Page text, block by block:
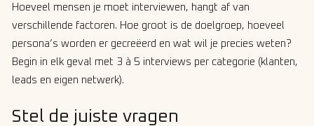
Hoeveel mensen je moet interviewen, hangt af van
verschillende factoren. Hoe groot is de doelgroep, hoeveel
persona’s worden er gecreëerd en wat wil je precies weten?
Begin in elk geval met 3 à 5 interviews per categorie (klanten,
leads en eigen netwerk).
Stel de juiste vragen